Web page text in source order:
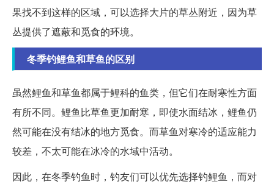
果找不到这样的区域，可以选择大片的草丛附近，因为草
丛提供了遮蔽和觅食的环境。
冬季钓鲤鱼和草鱼的区别
虽然鲤鱼和草鱼都属于鲤科的鱼类，但它们在耐寒性方面
有所不同。鲤鱼比草鱼更加耐寒，即使水面结冰，鲤鱼仍
然可能在没有结冰的地方觅食。而草鱼对寒冷的适应能力
较差，不太可能在冰冷的水域中活动。
因此，在冬季钓鱼时，钓友们可以优先选择钓鲤鱼，而对